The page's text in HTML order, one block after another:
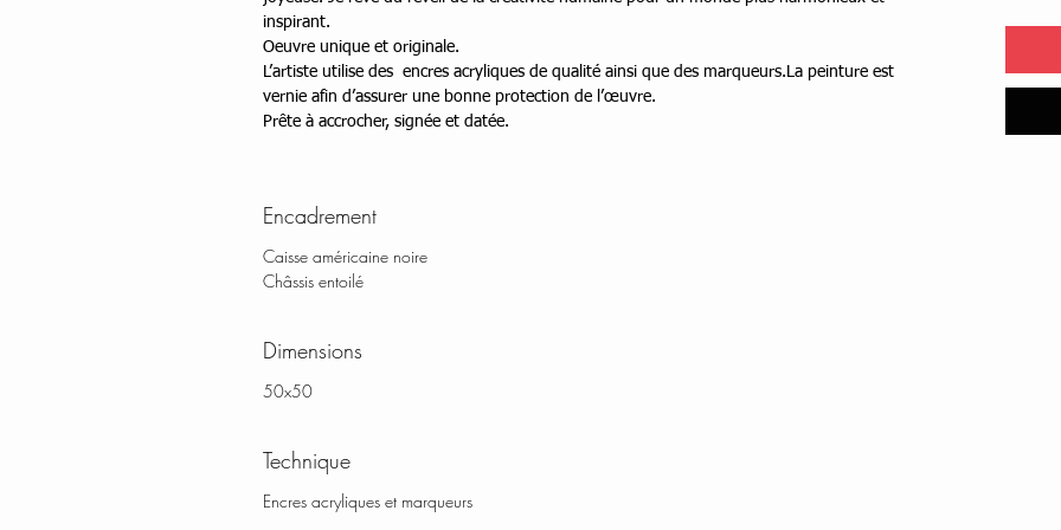
inspirant.
Oeuvre unique et originale.
L’artiste utilise des encres acryliques de qualité ainsi que des marqueurs.La peinture est
vernie afin d’assurer une bonne protection de l’œuvre.
Prête à accrocher, signée et datée.
Encadrement
Caisse américaine noire
Châssis entoilé
Dimensions
50x50
Technique
Encres acryliques et marqueurs